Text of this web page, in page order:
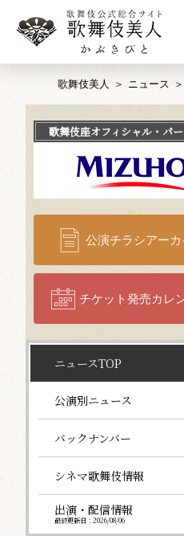
歌舞伎美人 ニュース
歌舞伎座オフィシャル・パ
公演チラシアー
チケット発売カレ
ニュースTOP
公演別ニュース
バックナンバー
シネマ歌舞伎情報
出演・配信情報
最終更新日：2026/08/06